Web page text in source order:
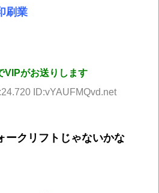
刷業
VIPがお送りします
ID:vYAUFMQvd.net
ークリフトじゃないかな